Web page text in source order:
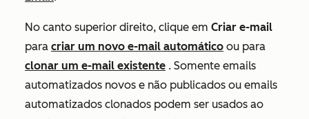
No canto superior direito, clique em Criar e-mail
para criar um novo e-mail automático ou para
clonar um e-mail existente . Somente emails
automatizados novos e não publicados ou emails
automatizados clonados podem ser usados ao